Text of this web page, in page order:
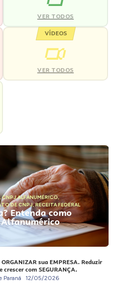
VER TODOS
VÍDEOS
VER TODOS
,CNPJ ALFANUMÉRICO,
DE CNPJ,RECEITA FEDERAL
Entenda como
Alfanumérico
sua EMPRESA. Reduzir
crescer com SEGURANÇA.
Paraná 12/05/2026